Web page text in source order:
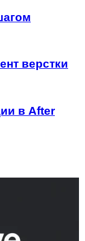
верстки
в After